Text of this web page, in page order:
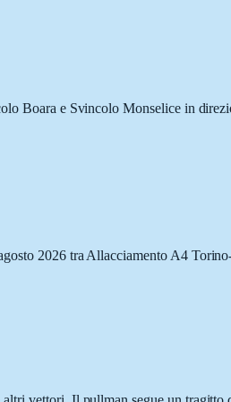
Boara e Svincolo Monselice in
2026 tra Allacciamento A4